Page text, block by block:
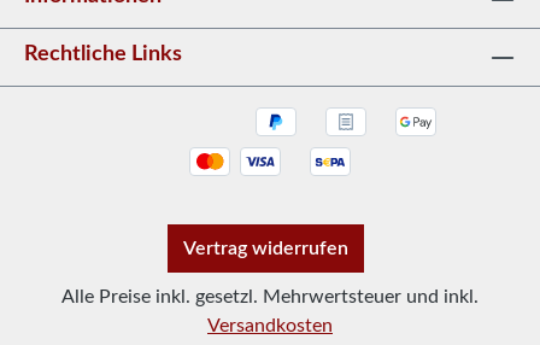
Rechtliche Links
Vertrag widerrufen
Alle Preise inkl. gesetzl. Mehrwertsteuer und inkl.
Versandkosten